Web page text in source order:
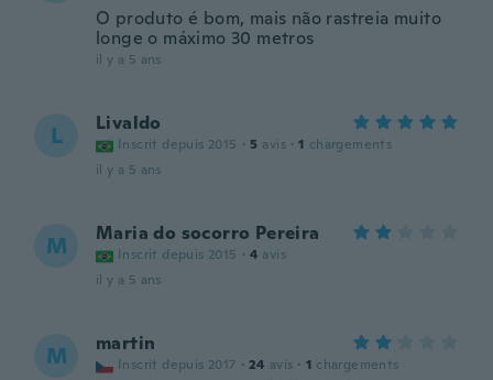
O produto é bom, mais não rastreia muito
longe o máximo 30 metros
il y a 5 ans
L Livaldo
Inscrit depuis 2015 · 5 avis · 1 chargements
il y a 5 ans
M Maria do socorro Pereira
Inscrit depuis 2015 · 4 avis
il y a 5 ans
M martin
Inscrit depuis 2017 · 24 avis · 1 chargements